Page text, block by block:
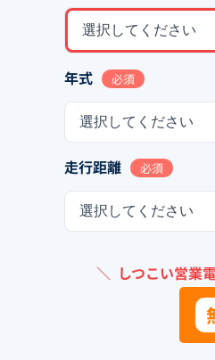
選択してください
年式 必須
選択してください
走行距離 必須
選択してください
＼ しつこい営業